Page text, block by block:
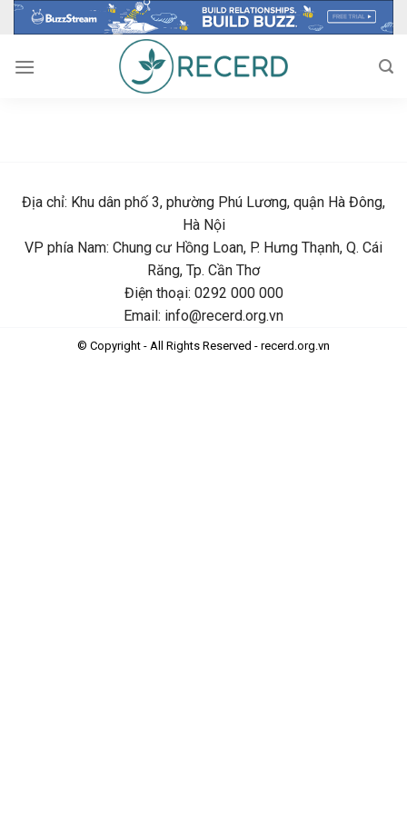
Skip
content
Địa chỉ: Khu dân phố 3, phường Phú Lương, quận Hà Đông,
Hà Nội
VP phía Nam: Chung cư Hồng Loan, P. Hưng Thạnh, Q. Cái
Răng, Tp. Cần Thơ
Điện thoại: 0292 000 000
Email: info@recerd.org.vn
© Copyright - All Rights Reserved - recerd.org.vn